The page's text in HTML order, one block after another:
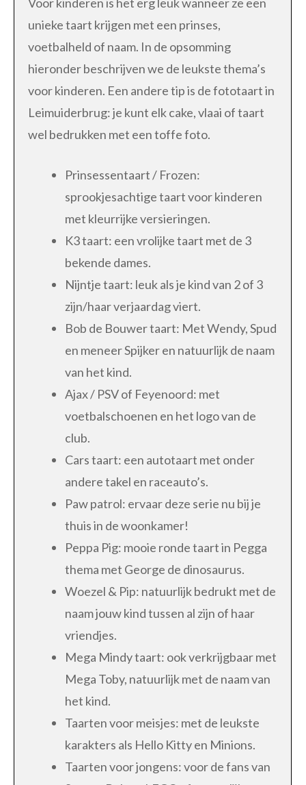
unieke taart krijgen met een prinses,
voetbalheld of naam. In de opsomming
hieronder beschrijven we de leukste thema’s
voor kinderen. Een andere tip is de fototaart in
Leimuiderbrug: je kunt elk cake, vlaai of taart
wel bedrukken met een toffe foto.
Prinsessentaart / Frozen:
sprookjesachtige taart voor kinderen
met kleurrijke versieringen.
K3 taart: een vrolijke taart met de 3
bekende dames.
Nijntje taart: leuk als je kind van 2 of 3
zijn/haar verjaardag viert.
Bob de Bouwer taart: Met Wendy, Spud
en meneer Spijker en natuurlijk de naam
van het kind.
Ajax / PSV of Feyenoord: met
voetbalschoenen en het logo van de
club.
Cars taart: een autotaart met onder
andere takel en raceauto’s.
Paw patrol: ervaar deze serie nu bij je
thuis in de woonkamer!
Peppa Pig: mooie ronde taart in Pegga
thema met George de dinosaurus.
Woezel & Pip: natuurlijk bedrukt met de
naam jouw kind tussen al zijn of haar
vriendjes.
Mega Mindy taart: ook verkrijgbaar met
Mega Toby, natuurlijk met de naam van
het kind.
Taarten voor meisjes: met de leukste
karakters als Hello Kitty en Minions.
Taarten voor jongens: voor de fans van